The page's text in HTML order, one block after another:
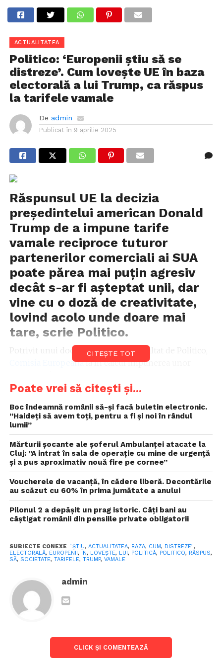
ACTUALITATEA
Politico: ‘Europenii știu să se
distreze’. Cum loveşte UE în baza
electorală a lui Trump, ca răspus
la tarifele vamale
De admin
Publicat în 9 aprilie 2025
Răspunsul UE la decizia
președintelui american Donald
Trumpde a impune tarife
vamale reciproce tuturor
partenerilor comerciali ai SUA
poate părea mai puțin agresiv
decât s-ar fi așteptat unii, dar
vine cu o doză de creativitate,
lovind acolo unde doare mai
tare, scrie Politico.
Potrivit unui document intern consultat de Politico,
Comisia Europeanăia în calcul impunerea unor
exporturi americane în valoare de aproximativ 22,1
Lista include produse agricole și industriale
obișnuite, precum soia şi carne (Louisiana), carnea de
vită (Kansas și Nebraska), piese auto (Michigan),
tutun (Florida) și produse din lemn (Carolina de
Nord, Georgia și Alabama), sectoare americane care
depind puternic de exporturile transatlantice.
Țările membre urmează să
voteze miercuri noile tarife,
semnificativă
strop de creativitate în interpretarea codurilor
vamale, combinând expertiza tehnică cu un soi de
agresivitate pasivă, cu scopul de a lovi în baza
noile tarife, fără să se aștepte opoziție semnificativă,
scrie sursa citată.
CITEȘTE TOT
Poate vrei să citești și...
Boc îndeamnă românii să-și facă buletin electronic.
”Haideți să avem toți, pentru a fi și noi în rândul
lumii”
Mărturii șocante ale șoferul Ambulanței atacate la
Cluj: ”A intrat în sala de operaţie cu mine de urgenţă
şi a pus aproximativ nouă fire pe cornee”
Voucherele de vacanță, în cădere liberă. Decontările
au scăzut cu 60% în prima jumătate a anului
Pilonul 2 a depășit un prag istoric. Câți bani au
câștigat românii din pensiile private obligatorii
SUBIECTE CONEXE `ȘTIU, ACTUALITATEA, BAZA, CUM, DISTREZE’.,
ELECTORALĂ, EUROPENII, ÎN, LOVEȘTE, LUI, POLITICĂ, POLITICO, RĂSPUS,
SĂ, SOCIETATE, TARIFELE, TRUMP, VAMALE
admin
CLICK ȘI COMENTEAZĂ